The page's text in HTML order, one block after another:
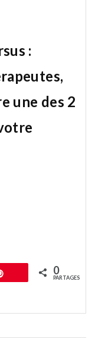
:
une des 2
Épingle 0
PARTAGES